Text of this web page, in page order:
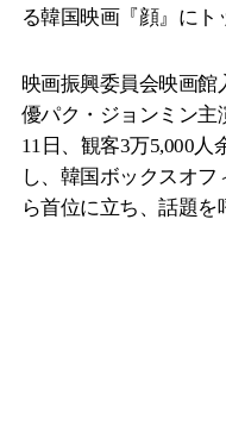
る韓国映画『顔』にト
映画振興委員会映画
優パク・ジョンミン主
11日、観客3万5,000人
し、韓国ボックスオ
ら首位に立ち、話題を